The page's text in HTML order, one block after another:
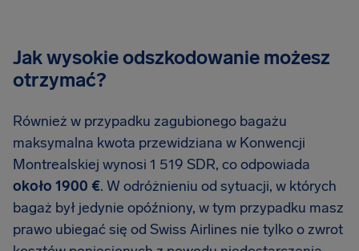
Jak wysokie odszkodowanie możesz
otrzymać?
Również w przypadku zagubionego bagażu
maksymalna kwota przewidziana w Konwencji
Montrealskiej wynosi 1 519 SDR, co odpowiada
około 1900 €. W odróżnieniu od sytuacji, w których
bagaż był jedynie opóźniony, w tym przypadku masz
prawo ubiegać się od Swiss Airlines nie tylko o zwrot